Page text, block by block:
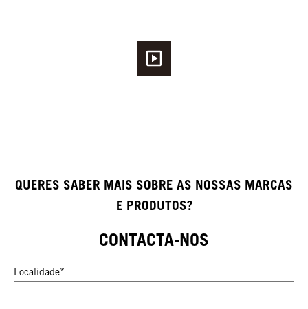
QUERES SABER MAIS SOBRE AS NOSSAS MARCAS
E PRODUTOS?
CONTACTA-NOS
Localidade*